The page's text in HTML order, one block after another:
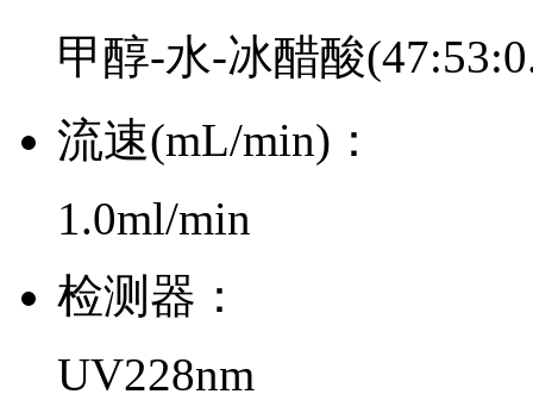
甲醇-水-冰醋酸
流速(mL/min)：
1.0ml/min
检测器：
UV228nm